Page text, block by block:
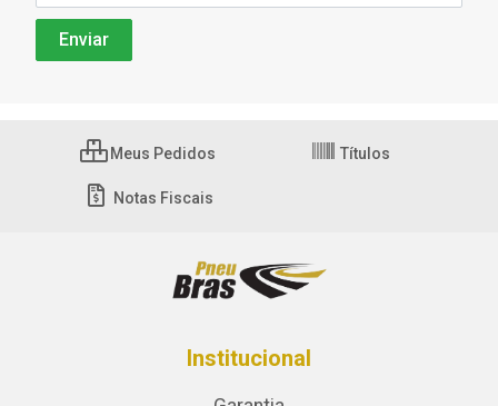
Meus Pedidos Títulos
Notas Fiscais
Institucional